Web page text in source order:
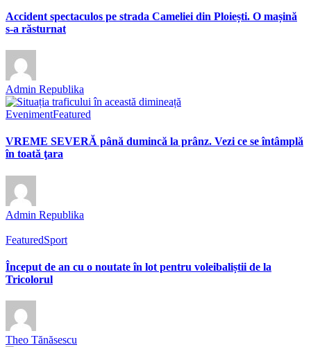
Accident spectaculos pe strada Cameliei din Ploiești. O mașină
s-a răsturnat
Admin Republika
EvenimentFeatured
VREME SEVERĂ până dumincă la prânz. Vezi ce se întâmplă
în toată ţara
Admin Republika
FeaturedSport
Început de an cu o noutate în lot pentru voleibaliștii de la
Tricolorul
Theo Tănăsescu